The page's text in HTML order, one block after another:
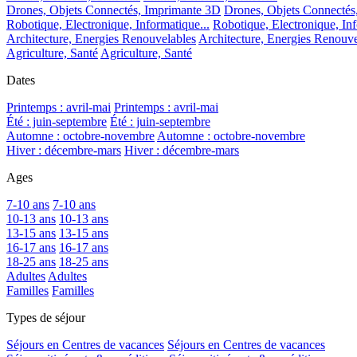
Drones, Objets Connectés, Imprimante 3D Drones, Objets
Robotique, Electronique, Informatique... Robotique, Electronique,
Architecture, Energies Renouvelables Architecture, Energies
Agriculture, Santé Agriculture, Santé
Dates
Printemps : avril-mai Printemps : avril-mai
Été : juin-septembre Été : juin-septembre
Automne : octobre-novembre Automne : octobre-novembre
Hiver : décembre-mars Hiver : décembre-mars
Ages
7-10 ans 7-10 ans
10-13 ans 10-13 ans
13-15 ans 13-15 ans
16-17 ans 16-17 ans
18-25 ans 18-25 ans
Adultes Adultes
Familles Familles
Types de séjour
Séjours en Centres de vacances Séjours en Centres de vacances